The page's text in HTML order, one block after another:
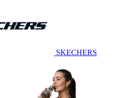
SKECHERS